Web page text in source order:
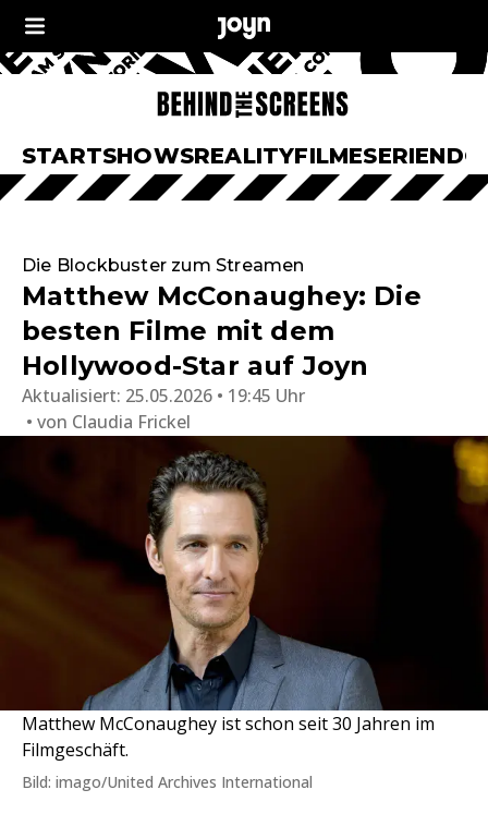
STARTSHOWSREALITYFILMESERIEN
Die Blockbuster zum Streamen
Matthew McConaughey: Die
besten Filme mit dem
Hollywood-Star auf Joyn
Aktualisiert: 25.05.2026 • 19:45 Uhr
von Claudia Frickel
Matthew McConaughey ist schon seit 30 Jahren im
Filmgeschäft.
Bild: imago/United Archives International